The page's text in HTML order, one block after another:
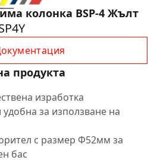
колонка BSP-4 Жълт
продукта
изработка
за използване на
с размер Φ52мм за
бас